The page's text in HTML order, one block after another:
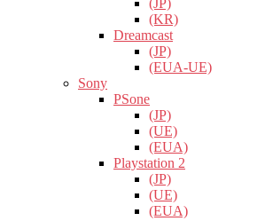
(JP)
(KR)
Dreamcast
(JP)
(EUA-UE)
Sony
PSone
(JP)
(UE)
(EUA)
Playstation 2
(JP)
(UE)
(EUA)